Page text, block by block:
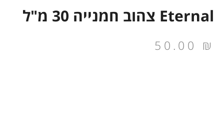
Eternal צהוב חמנייה 30 מ"ל
50.00 ₪